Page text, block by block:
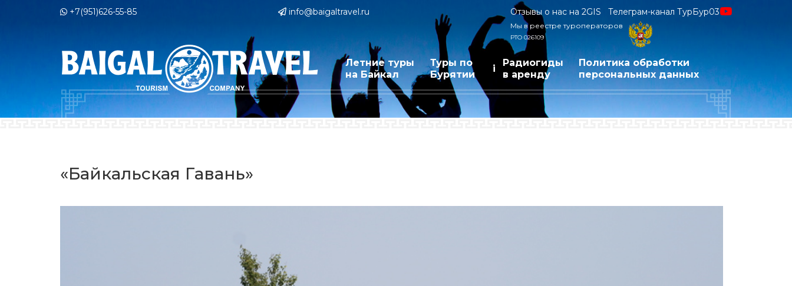
+7(951)626-55-85 info@baigaltravel.ru Отзывы о нас на 2GIS Телеграм-канал ТурБур03
Мы в реестре туроператоров
РТО 026109
Летние туры
на Байкал
Туры по
Бурятии
i
Радиогиды
в аренду
Политика обработки
персональных данных
«Байкальская Гавань»